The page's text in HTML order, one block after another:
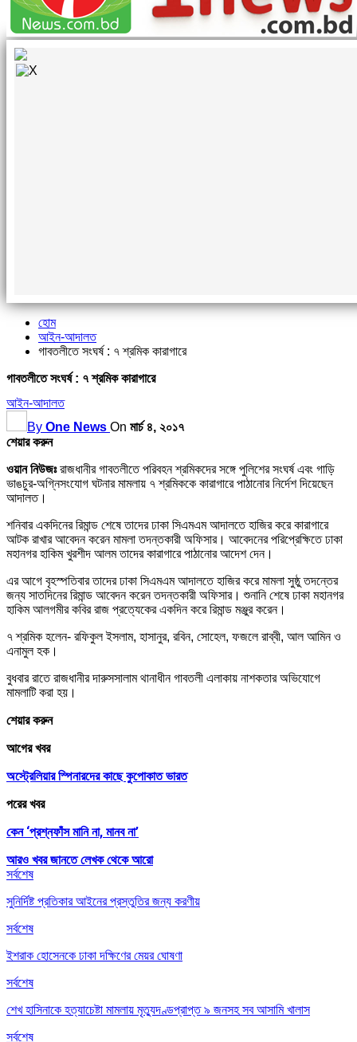
হোম
আইন-আদালত
গাবতলীতে সংঘর্ষ : ৭ শ্রমিক কারাগারে
গাবতলীতে সংঘর্ষ : ৭ শ্রমিক কারাগারে
আইন-আদালত
By One News On মার্চ ৪, ২০১৭
শেয়ার করুন
ওয়ান নিউজঃরাজধানীর গাবতলীতে পরিবহন শ্রমিকদের সঙ্গে পুলিশের সংঘর্ষ এবং গাড়ি
ভাঙচুর-অগ্নিসংযোগ ঘটনার মামলায় ৭ শ্রমিককে কারাগারে পাঠানোর নির্দেশ দিয়েছেন
আদালত।
শনিবার একদিনের রিমান্ড শেষে তাদের ঢাকা সিএমএম আদালতে হাজির করে কারাগারে
আটক রাখার আবেদন করেন মামলা তদন্তকারী অফিসার। আবেদনের পরিপ্রেক্ষিতে ঢাকা
মহানগর হাকিম খুরশীদ আলম তাদের কারাগারে পাঠানোর আদেশ দেন।
এর আগে বৃহস্পতিবার তাদের ঢাকা সিএমএম আদালতে হাজির করে মামলা সুষ্ঠু তদন্তের
জন্য সাতদিনের রিমান্ড আবেদন করেন তদন্তকারী অফিসার। শুনানি শেষে ঢাকা মহানগর
হাকিম আলগমীর কবির রাজ প্রত্যেকের একদিন করে রিমান্ড মঞ্জুর করেন।
৭ শ্রমিক হলেন- রফিকুল ইসলাম, হাসানুর, রবিন, সোহেল, ফজলে রাব্বী, আল আমিন ও
এনামুল হক।
বুধবার রাতে রাজধানীর দারুসসালাম থানাধীন গাবতলী এলাকায় নাশকতার অভিযোগে
মামলাটি করা হয়।
শেয়ার করুন
আগের খবর
অস্ট্রেলিয়ার স্পিনারদের কাছে কুপোকাত ভারত
পরের খবর
কেন ‘প্রশ্নফাঁস মানি না, মানব না’
আরও খবর জানতে লেখক থেকে আরো
সর্বশেষ
সুনির্দিষ্ট প্রতিকার আইনের প্রস্তুতির জন্য করণীয়
সর্বশেষ
ইশরাক হোসেনকে ঢাকা দক্ষিণের মেয়র ঘোষণা
সর্বশেষ
শেখ হাসিনাকে হত্যাচেষ্টা মামলায় মৃত্যুদণ্ডপ্রাপ্ত ৯ জনসহ সব আসামি খালাস
সর্বশেষ